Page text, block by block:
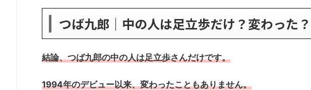
つば九郎｜中の人は足立歩だけ？変わった？
結論、つば九郎の中の人は足立歩さんだけです。
1994年のデビュー以来、変わったこともありません。